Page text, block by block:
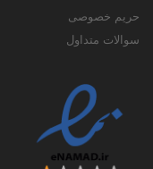
حریم خصوصی
سوالات متداول